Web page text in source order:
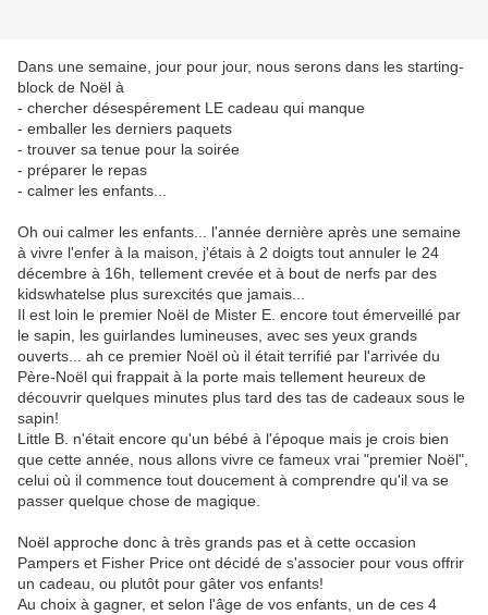
Dans une semaine, jour pour jour, nous serons dans les starting-
block de Noël à
- chercher désespérement LE cadeau qui manque
- emballer les derniers paquets
- trouver sa tenue pour la soirée
- préparer le repas
- calmer les enfants...
Oh oui calmer les enfants... l'année dernière après une semaine
à vivre l'enfer à la maison, j'étais à 2 doigts tout annuler le 24
décembre à 16h, tellement crevée et à bout de nerfs par des
kidswhatelse plus surexcités que jamais...
Il est loin le premier Noël de Mister E. encore tout émerveillé par
le sapin, les guirlandes lumineuses, avec ses yeux grands
ouverts... ah ce premier Noël où il était terrifié par l'arrivée du
Père-Noël qui frappait à la porte mais tellement heureux de
découvrir quelques minutes plus tard des tas de cadeaux sous le
sapin!
Little B. n'était encore qu'un bébé à l'époque mais je crois bien
que cette année, nous allons vivre ce fameux vrai "premier Noël",
celui où il commence tout doucement à comprendre qu'il va se
passer quelque chose de magique.
Noël approche donc à très grands pas et à cette occasion
Pampers et Fisher Price ont décidé de s'associer pour vous offrir
un cadeau, ou plutôt pour gâter vos enfants!
Au choix à gagner, et selon l'âge de vos enfants, un de ces 4